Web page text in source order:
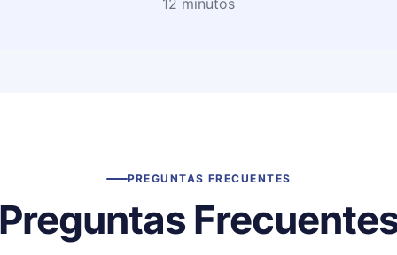
12 minutos
PREGUNTAS FRECUENTES